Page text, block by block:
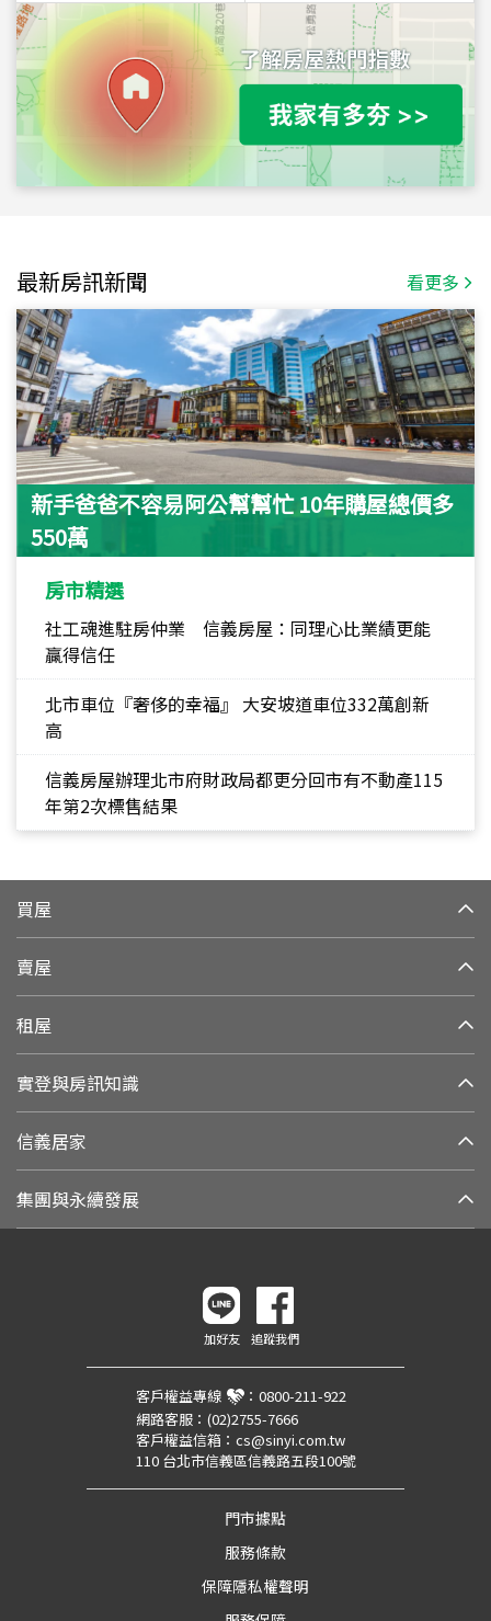
最新房訊新聞 看更多
新手爸爸不容易阿公幫幫忙 10年購屋總價多
550萬
房市精選
社工魂進駐房仲業 信義房屋：同理心比業績更能
贏得信任
北市車位『奢侈的幸福』 大安坡道車位332萬創新
高
信義房屋辦理北市府財政局都更分回市有不動產115
年第2次標售結果
買屋
賣屋
租屋
實登與房訊知識
信義居家
集團與永續發展
加好友 追蹤我們
客戶權益專線 ： 0800-211-922
網路客服： (02)2755-7666
客戶權益信箱： cs@sinyi.com.tw
110 台北市信義區信義路五段100號
門市據點
服務條款
保障隱私權聲明